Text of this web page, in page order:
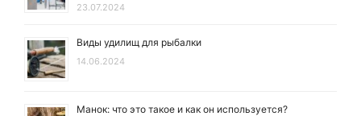
23.07.2024
Виды удилищ для рыбалки
14.06.2024
Манок: что это такое и как он используется?